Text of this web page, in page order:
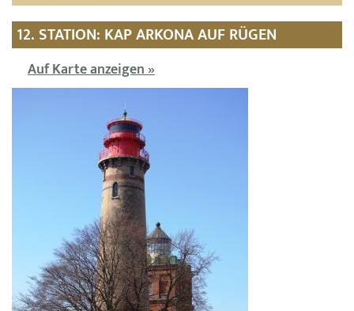
12. STATION: KAP ARKONA AUF RÜGEN
Auf Karte anzeigen »